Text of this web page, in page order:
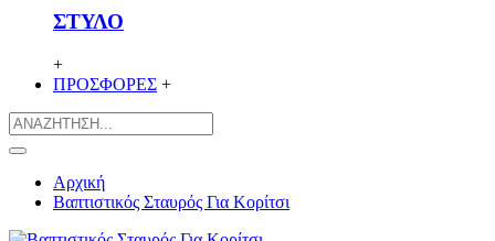
ΣΤΥΛΟ
+
ΠΡΟΣΦΟΡΕΣ +
Αρχική
Βαπτιστικός Σταυρός Για Κορίτσι